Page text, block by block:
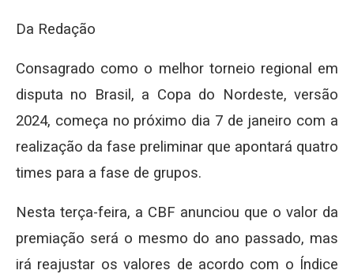
Da Redação
Consagrado como o melhor torneio regional em
disputa no Brasil, a Copa do Nordeste, versão
2024, começa no próximo dia 7 de janeiro com a
realização da fase preliminar que apontará quatro
times para a fase de grupos.
Nesta terça-feira, a CBF anunciou que o valor da
premiação será o mesmo do ano passado, mas
irá reajustar os valores de acordo com o Índice